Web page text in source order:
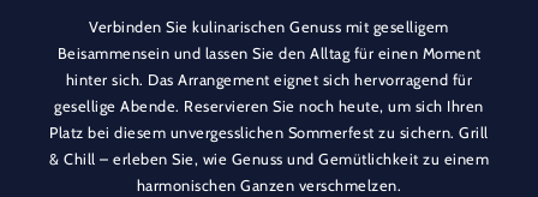
Verbinden Sie kulinarischen Genuss mit geselligem
Beisammensein und lassen Sie den Alltag für einen Moment
hinter sich. Das Arrangement eignet sich hervorragend für
gesellige Abende. Reservieren Sie noch heute, um sich Ihren
Platz bei diesem unvergesslichen Sommerfest zu sichern. Grill
& Chill – erleben Sie, wie Genuss und Gemütlichkeit zu einem
harmonischen Ganzen verschmelzen.